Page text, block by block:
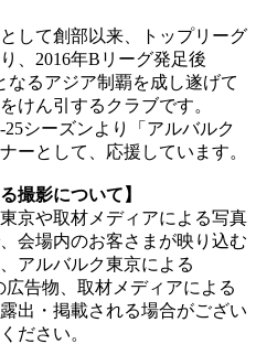
して創部以来、トップリーグ
、2016年Bリーグ発足後
なるアジア制覇を成し遂げて
けん引するクラブです。
シーズンより「アルバルク
ーとして、応援しています。
撮影について】
京や取材メディアによる写真
会場内のお客さまが映り込む
アルバルク東京による
告物、取材メディアによる
出・掲載される場合がござい
ださい。